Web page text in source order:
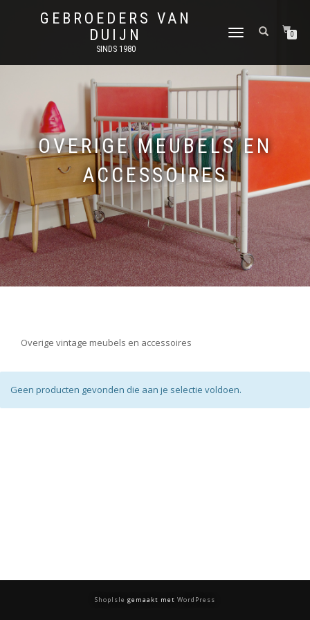
GEBROEDERS VAN
DUIJN
SINDS 1980
SCHAKEL
0
OVERIGE MEUBELS EN
ACCESSOIRES
Overige vintage meubels en accessoires
Geen producten gevonden die aan je selectie voldoen.
ShopIsle gemaakt met WordPress